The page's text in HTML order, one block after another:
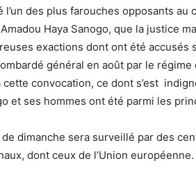
l’un des plus farouches opposants au
Haya Sanogo, que la justice
exactions dont ont été accusés
général en août par le
cette convocation, ce dont s’est
et ses hommes ont été parmi les
dimanche sera surveillé par des
dont ceux de l’Union